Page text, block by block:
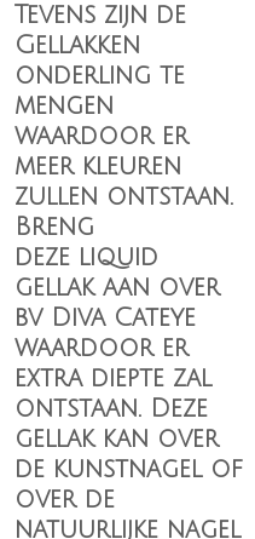
Tevens zijn de
Gellakken
onderling te
mengen
waardoor er
meer kleuren
zullen ontstaan.
Breng
deze liquid
gellak aan over
bv Diva Cateye
waardoor er
extra diepte zal
ontstaan. Deze
gellak kan over
de kunstnagel of
over de
natuurlijke nagel